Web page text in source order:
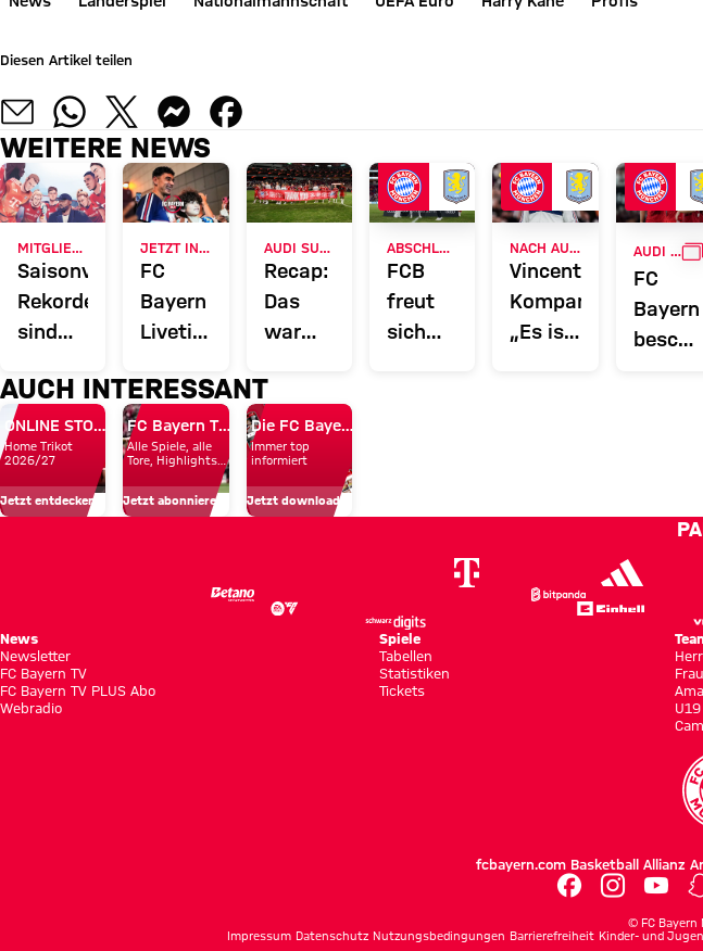
Diesen Artikel teilen
WEITERE NEWS
Saisonvorschau:
Rekorde
sind
Brechen
da
FC
Bayern
Liveticker:
Infos
rund
um
unsere
Profis
Recap:
Das
war
des FC
Bayern
in
Hongkong
FCB
freut
sich
Fan-
Vincent
Kompany:
„Es ist
AUDI FOOTBALL SUMMIT
FC
Bayern
AUCH INTERESSANT
ONLINE STORE
Home Trikot
2026/27
Jetzt entdecken
FC Bayern TV PLUS
Alle Spiele, alle
Tore, Highlights
Jetzt abonnieren!
Die FC Bayern Apps
Immer top
informiert
Jetzt downloaden!
News
Newsletter
FC Bayern TV
FC Bayern TV PLUS Abo
Webradio
Spiele
Tabellen
Statistiken
Tickets
U19
fcbayern.com Basketball Allianz
© FC Bayern
Impressum Datenschutz Nutzungsbedingungen Barrierefreiheit Kinder- und